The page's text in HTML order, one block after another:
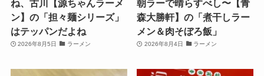
ね、古川【源ちゃんラーメ
ン】の「担々麺シリーズ」
はテッパンだよね
2026年8月5日 ラーメン
朝ラーで晴らすべし〜【青
森大勝軒】の「煮干しラー
メン＆肉そぼろ飯」
2026年8月4日 ラーメン